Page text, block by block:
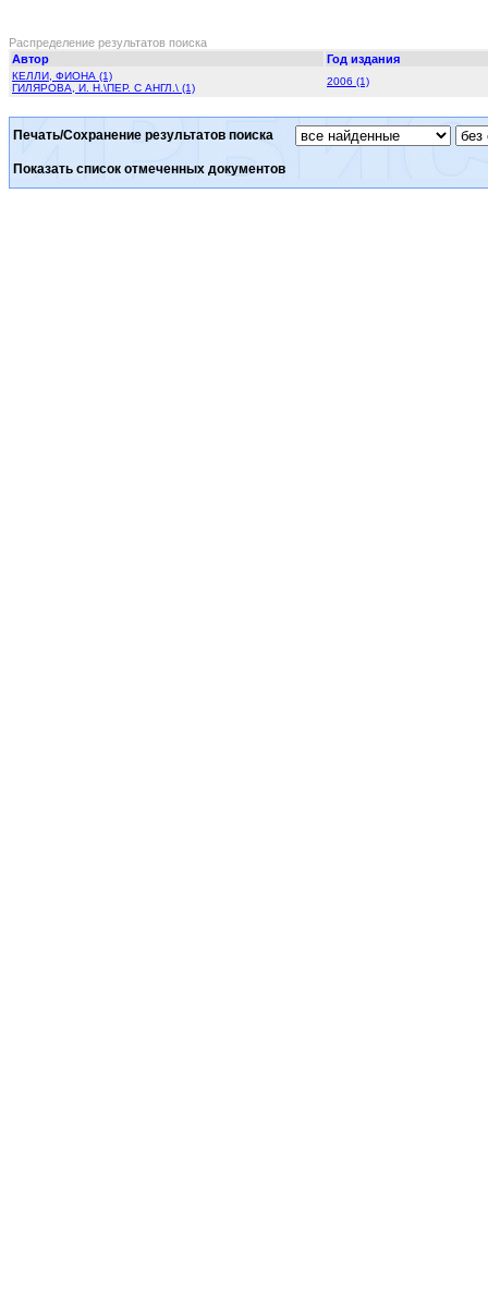
Распределение результатов поиска
Автор
Год издания
КЕЛЛИ, ФИОНА (1)
ГИЛЯРОВА, И. Н.\ПЕР. С АНГЛ.\ (1)
2006 (1)
Печать/Сохранение результатов поиска
Показать список отмеченных документов